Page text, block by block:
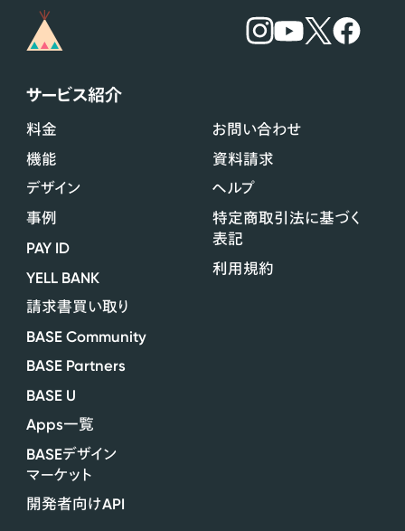
サービス紹介
料金
機能
デザイン
事例
PAY ID
YELL BANK
請求書買い取り
BASE Community
BASE Partners
BASE U
Apps一覧
BASEデザイン
マーケット
開発者向けAPI
お問い合わせ
資料請求
ヘルプ
特定商取引法に基づく
表記
利用規約